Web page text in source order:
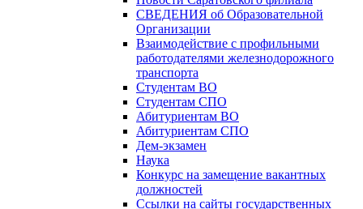
СВЕДЕНИЯ об Образовательной
Организации
Взаимодействие с профильными
работодателями железнодорожного
транспорта
Студентам ВО
Студентам СПО
Абитуриентам ВО
Абитуриентам СПО
Дем-экзамен
Наука
Конкурс на замещение вакантных
должностей
Ссылки на сайты государственных